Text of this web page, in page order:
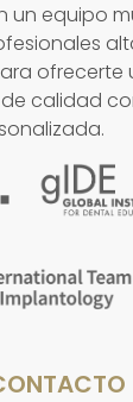
un equipo
ofrecerte
calidad